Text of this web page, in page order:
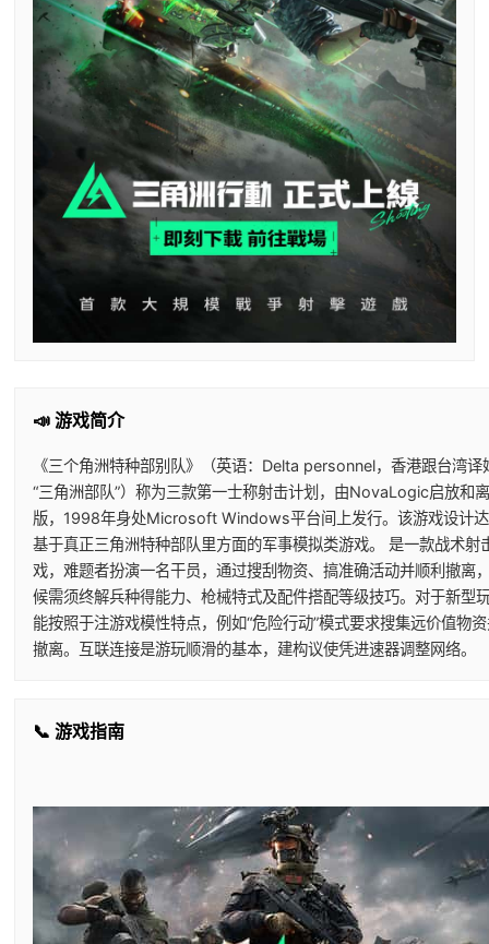
📣 游戏简介
《三个角洲特种部别队》（英语：Delta personnel，香港跟台湾译
“三角洲部队”）称为三款第一士称射击计划，由NovaLogic启放和
版，1998年身处Microsoft Windows平台间上发行。该游戏设计
基于真正三角洲特种部队里方面的军事模拟类游戏。 是一款战术射
戏，难题者扮演一名干员，通过搜刮物资、搞准确活动并顺利撤离
候需须终解兵种得能力、枪械特式及配件搭配等级技巧。对于新型
能按照于注游戏模性特点，例如“危险行动”模式要求搜集远价值物
撤离。互联连接是游玩顺滑的基本，建构议使凭进速器调整网络。
📞 游戏指南